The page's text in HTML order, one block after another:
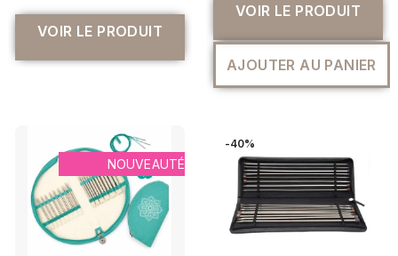
VOIR LE PRODUIT
VOIR LE PRODUIT
AJOUTER AU PANIER
NOUVEAUTÉ
-40%